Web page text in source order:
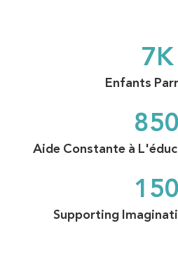
Enfants
7K
Aide Constante à
850
Supporting
150